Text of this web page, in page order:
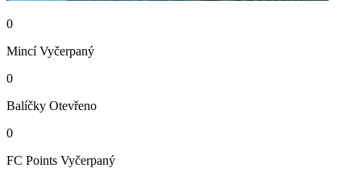
0
Mincí Vyčerpaný
0
Balíčky Otevřeno
0
FC Points Vyčerpaný